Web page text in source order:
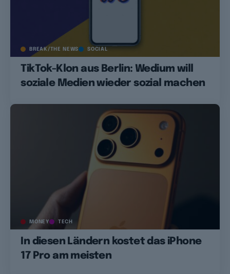
BREAK/THE NEWS SOCIAL
TikTok-Klon aus Berlin: Wedium will
soziale Medien wieder sozial machen
MONEY TECH
In diesen Ländern kostet das iPhone
17 Pro am meisten